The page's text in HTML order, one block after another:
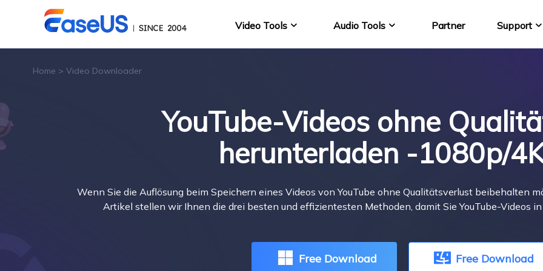
Video Tools
Video Downloader
YouTube Video auf
VideoKit
All-in-One Video-
Audio Tools Partner Support
Home > Video Downloader
YouTube-Videos ohne
herunterladen -1080p/
Wenn Sie die Auflösung beim Speichern eines Videos von YouTube ohne Qualitätsverlust beibehalten
Artikel stellen wir Ihnen die drei besten und effizientesten Methoden, damit Sie YouTube-Videos
Free Download Free Download